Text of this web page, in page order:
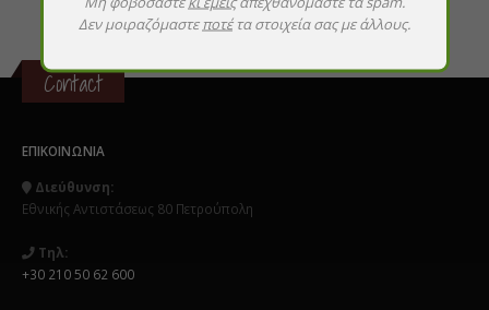
Contact
ΕΠΙΚΟΙΝΩΝΊΑ
Διεύθυνση:
Εθνικής Αντιστάσεως 80 Πετρούπολη
Τηλ:
+30 210 50 62 600
Δεν μοιραζόμαστεποτέτα στοιχεία σας με άλλους.